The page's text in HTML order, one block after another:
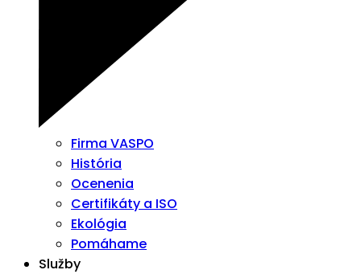
Firma VASPO
História
Ocenenia
Certifikáty a ISO
Ekológia
Pomáhame
Služby